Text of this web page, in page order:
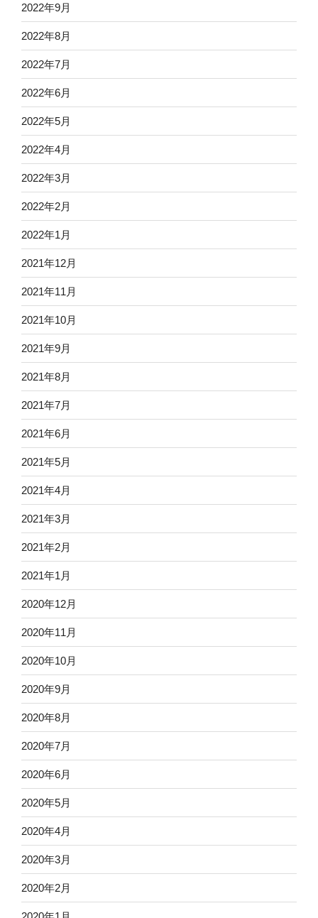
2022年9月
2022年8月
2022年7月
2022年6月
2022年5月
2022年4月
2022年3月
2022年2月
2022年1月
2021年12月
2021年11月
2021年10月
2021年9月
2021年8月
2021年7月
2021年6月
2021年5月
2021年4月
2021年3月
2021年2月
2021年1月
2020年12月
2020年11月
2020年10月
2020年9月
2020年8月
2020年7月
2020年6月
2020年5月
2020年4月
2020年3月
2020年2月